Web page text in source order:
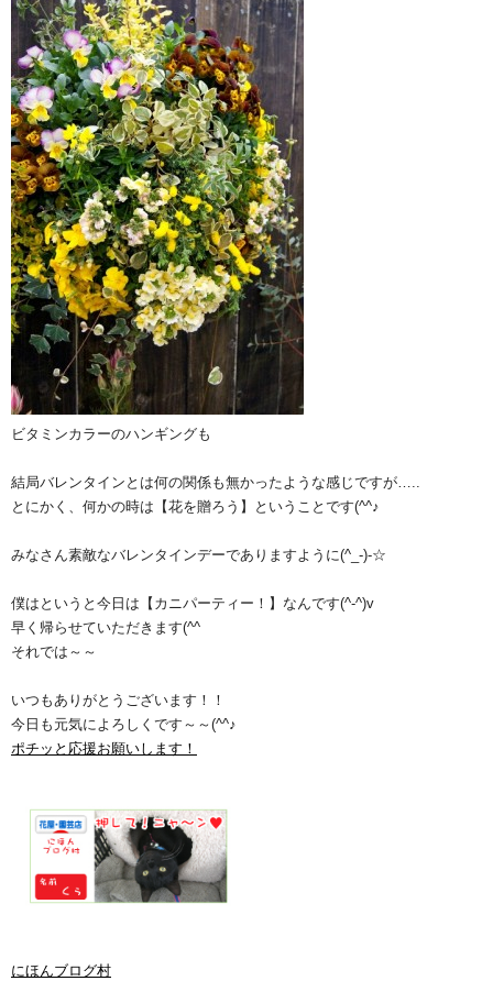
ビタミンカラーのハンギングも
結局バレンタインとは何の関係も無かったような感じですが…..
とにかく、何かの時は【花を贈ろう】ということです(^^♪
みなさん素敵なバレンタインデーでありますように(^_-)-☆
僕はというと今日は【カニパーティー！】なんです(^-^)v
早く帰らせていただきます(^^ゞ
それでは～～
いつもありがとうございます！！
今日も元気によろしくです～～(^^♪
ポチッと応援お願いします！
にほんブログ村